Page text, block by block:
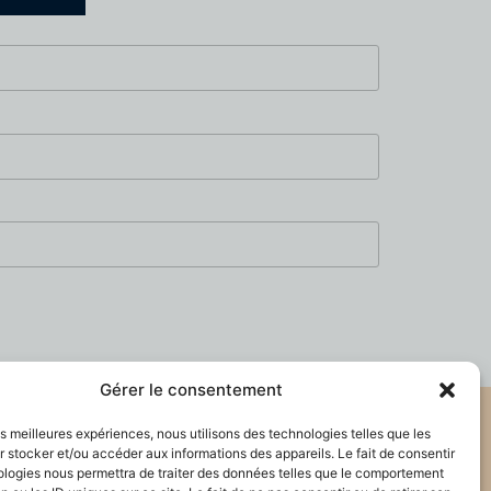
Gérer le consentement
meilleures expériences, nous utilisons des technologies telles que les
stocker et/ou accéder aux informations des appareils. Le fait de consentir
nous permettra de traiter des données telles que le comportement